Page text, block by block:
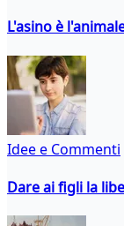
L'asino è
Idee e Commenti
Dare ai figli la